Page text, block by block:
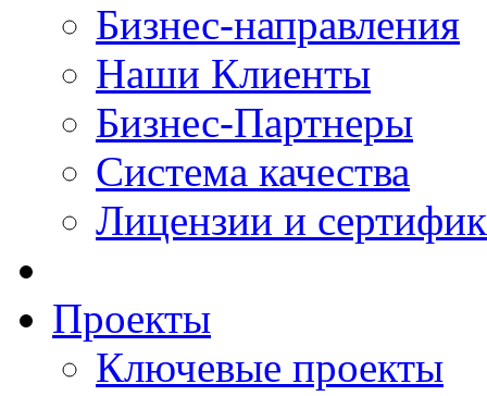
Бизнес-направления
Наши Клиенты
Бизнес-Партнеры
Система качества
Лицензии и
Проекты
Ключевые проекты